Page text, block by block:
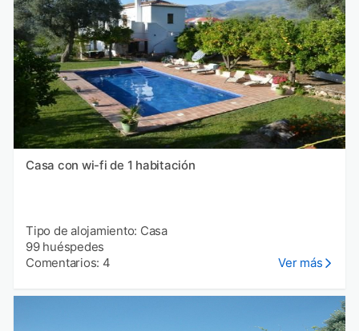
Casa con wi-fi de 1 habitación
Tipo de alojamiento: Casa
99 huéspedes
Comentarios: 4
Ver más